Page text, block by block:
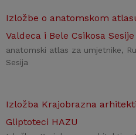
Izložbe o anatomskom
Valdeca i Bele Csikosa Sesije
anatomski atlas za umjetnike,
Sesija
Izložba Krajobrazna
Gliptoteci HAZU